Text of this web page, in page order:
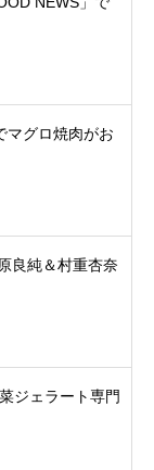
マグロ焼肉がお
良純＆村重杏奈
ジェラート専門